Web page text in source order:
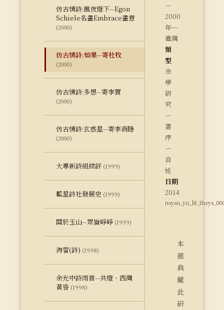
仿古情詩:風夜燈下--Egon
Schiele名畫Embrace畫意
(2000)
仿古情詩:如果--寄杜牧
(2000)
仿古情詩:多想--寄李賀
(2000)
仿古情詩:玄惑星--寄李商隱
(2000)
大專新詩組綜評 (1999)
藍星詩社發展史 (1999)
關於玉山--眾嶽崢崢 (1999)
海誓(詩) (1998)
余光中詩雨首--共燈、西灣
黃昏 (1998)
－
2000
年─
臺灣
類
型
余
學
研
究
－
書
序
－
自
述
日期
2014
本
館
典
藏
此
研